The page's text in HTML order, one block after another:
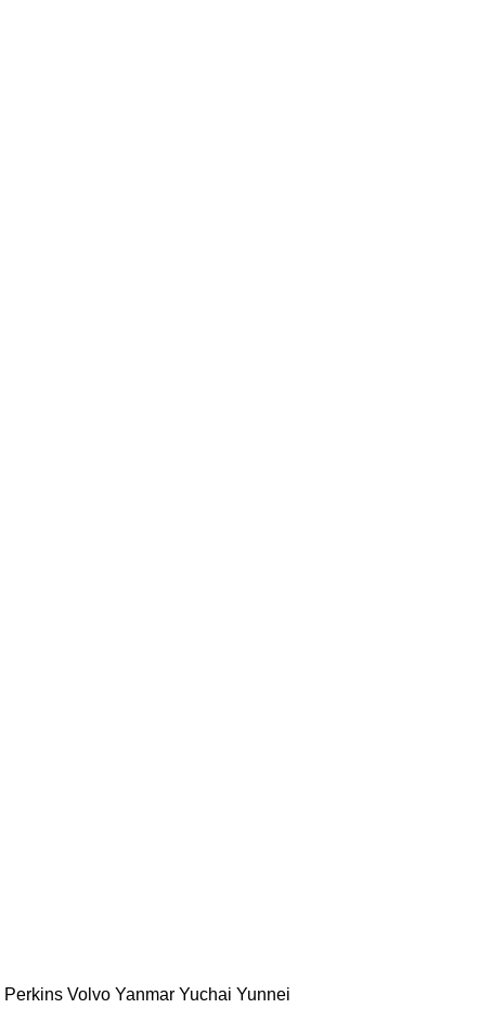
Perkins Volvo Yanmar Yuchai Yunnei